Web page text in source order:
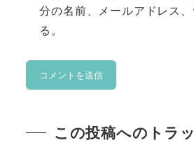
分の名前、メールアドレス
る。
この投稿へのトラ